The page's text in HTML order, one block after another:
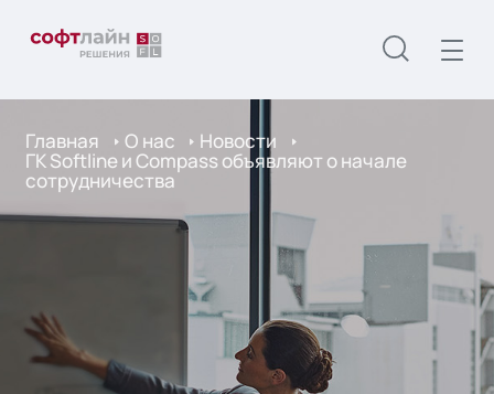
Главная О нас Новости
ГК Softline и Compass объявляют о начале
сотрудничества